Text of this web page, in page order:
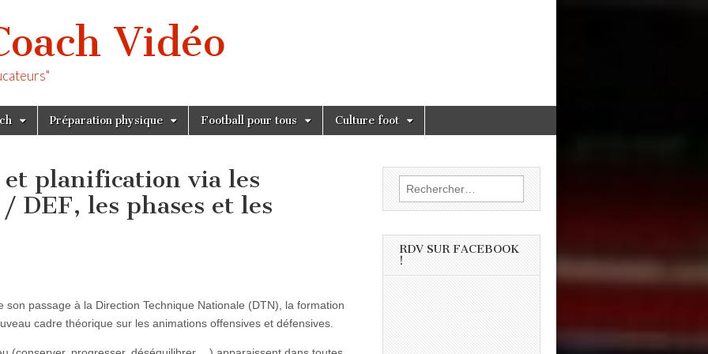
Vidéo
Préparation physique Football pour tous Culture foot
planification via les
DEF, les phases et les
son passage à la Direction Technique Nationale (DTN), la formation
cadre théorique sur les animations offensives et défensives.
Rechercher :
RDV SUR FACEBOOK
!